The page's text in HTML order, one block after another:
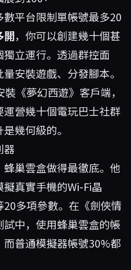
平台限制單帳號最多20
開，你可以創建幾十個甚
立運行。透過群控面
安裝遊戲、分發腳本。
《夢幻西遊》客戶端，
營幾十個電玩巴士社群
幾何級的。
器
巢雲盒做得最徹底。他
真實手機的Wi-Fi晶
20多項參數。在《劍俠情
中，使用蜂巢雲盒的帳
普通模擬器帳號30%都